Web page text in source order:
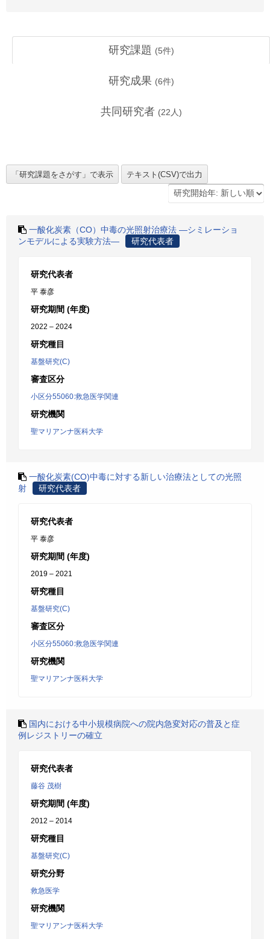
研究課題 (5件)
研究成果 (6件)
共同研究者 (22 人)
一酸化炭素（CO）中毒の光照射治療法 ―シミレーショ
ンモデルによる実験方法―
研究代表者
研究代表者
平 泰彦
研究期間 (年度)
2022 – 2024
研究種目
基盤研究(C)
審査区分
小区分55060:救急医学関連
研究機関
聖マリアンナ医科大学
一酸化炭素(CO)中毒に対する新しい治療法としての光照
射
研究代表者
研究代表者
平 泰彦
研究期間 (年度)
2019 – 2021
研究種目
基盤研究(C)
審査区分
小区分55060:救急医学関連
研究機関
聖マリアンナ医科大学
国内における中小規模病院への院内急変対応の普及と症
例レジストリーの確立
研究代表者
藤谷 茂樹
研究期間 (年度)
2012 – 2014
研究種目
基盤研究(C)
研究分野
救急医学
研究機関
聖マリアンナ医科大学